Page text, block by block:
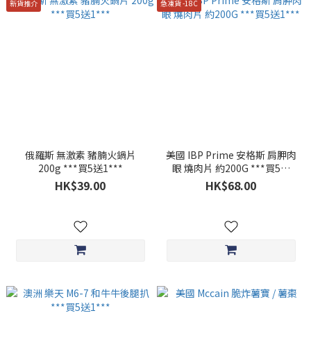
新貨推介
俄羅斯 無激素 豬腩火鍋片
200g ***買5送1***
HK$39.00
急凍貨 -18C
美國 IBP Prime 安格斯 肩胛肉
眼 燒肉片 約200G ***買5送
1***
HK$68.00